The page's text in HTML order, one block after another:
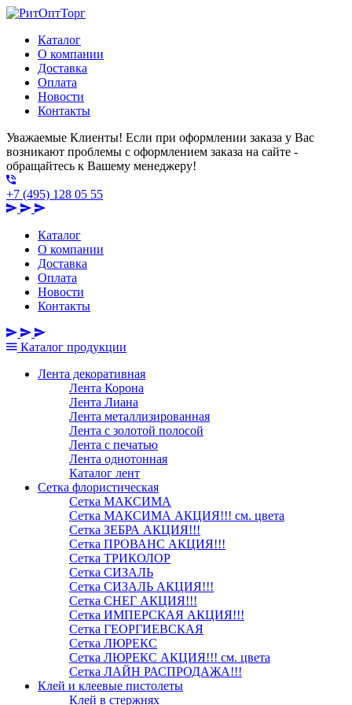
Каталог
О компании
Доставка
Оплата
Новости
Контакты
Уважаемые Клиенты! Если при оформлении заказа у Вас
возникают проблемы с оформлением заказа на сайте -
обращайтесь к Вашему менеджеру!
+7 (495) 128 05 55
Каталог
О компании
Доставка
Оплата
Новости
Контакты
Каталог продукции
Лента декоративная
Лента Корона
Лента Лиана
Лента металлизированная
Лента с золотой полосой
Лента с печатью
Лента однотонная
Каталог лент
Сетка флористическая
Сетка МАКСИМА
Сетка МАКСИМА АКЦИЯ!!! см. цвета
Сетка ЗЕБРА АКЦИЯ!!!
Сетка ПРОВАНС АКЦИЯ!!!
Сетка ТРИКОЛОР
Сетка СИЗАЛЬ
Сетка СИЗАЛЬ АКЦИЯ!!!
Сетка СНЕГ АКЦИЯ!!!
Сетка ИМПЕРСКАЯ АКЦИЯ!!!
Сетка ГЕОРГИЕВСКАЯ
Сетка ЛЮРЕКС
Сетка ЛЮРЕКС АКЦИЯ!!! см. цвета
Сетка ЛАЙН РАСПРОДАЖА!!!
Клей и клеевые пистолеты
Клей в стержнях